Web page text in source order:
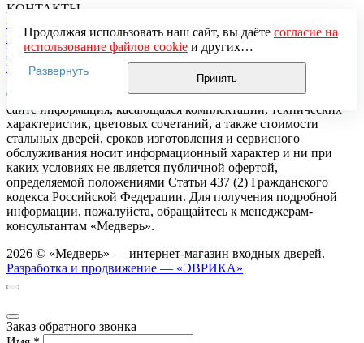
КОНТАКТЫ
+7 (495) 374-73-35
info@medver.ru
Политика конфиденциальности Согласие на обработку
персональных данных Политика использования Cookie
Обращаем Ваше внимание на то, что вся представленная на
сайте информация, касающаяся комплектаций, технических
характеристик, цветовых сочетаний, а также стоимости
стальных дверей, сроков изготовления и сервисного
обслуживания носит информационный характер и ни при
каких условиях не является публичной офертой,
определяемой положениями Статьи 437 (2) Гражданского
кодекса Российской Федерации. Для получения подробной
информации, пожалуйста, обращайтесь к менеджерам-
консультантам «Медверь».
2026 © «Медверь» — интернет-магазин входных дверей.
Разработка и продвижение — «ЭВРИКА»
Заказ обратного звонка
Продолжая использовать наш сайт, вы даёте согласие на
использование файлов cookieи других
пользовательских данных (включая IP-адрес, сведения о
местоположении, устройстве, действиях на сайте и т. п.)
для функционирования сайта, проведения
использования систем аналитики (например,
Яндекс.Метрика), в соответствии с нашейПолитикой
обработки персональных данных.
Если вы не хотите, чтобы ваши данные обрабатывались,
настройте ограничения в браузере или покиньте сайт.
Развернуть
Принять